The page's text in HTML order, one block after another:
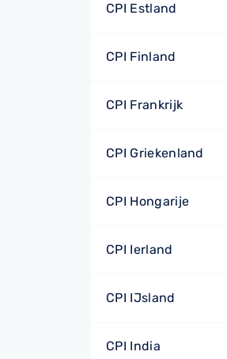
CPI Estland
CPI Finland
CPI Frankrijk
CPI Griekenland
CPI Hongarije
CPI Ierland
CPI IJsland
CPI India